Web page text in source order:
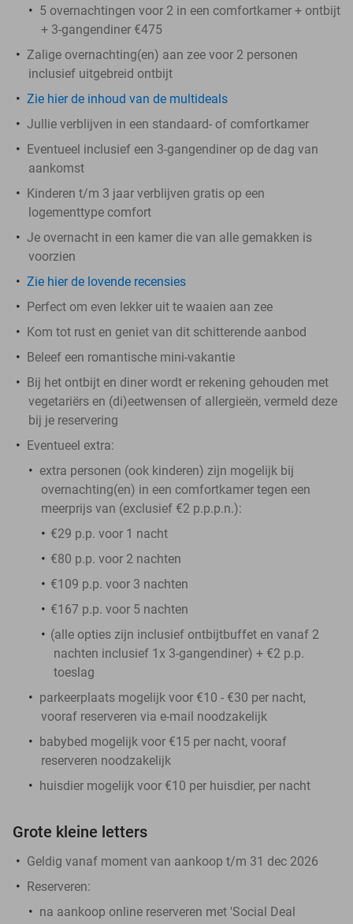
5 overnachtingen voor 2 in een comfortkamer + ontbijt
+ 3-gangendiner €475
Zalige overnachting(en) aan zee voor 2 personen
inclusief uitgebreid ontbijt
Zie hier de inhoud van de multideals
Jullie verblijven in een standaard- of comfortkamer
Eventueel inclusief een 3-gangendiner op de dag van
aankomst
Kinderen t/m 3 jaar verblijven gratis op een
logementtype comfort
Je overnacht in een kamer die van alle gemakken is
voorzien
Zie hier de lovende recensies
Perfect om even lekker uit te waaien aan zee
Kom tot rust en geniet van dit schitterende aanbod
Beleef een romantische mini-vakantie
Bij het ontbijt en diner wordt er rekening gehouden met
vegetariërs en (di)eetwensen of allergieën, vermeld deze
bij je reservering
Eventueel extra:
extra personen (ook kinderen) zijn mogelijk bij
overnachting(en) in een comfortkamer tegen een
meerprijs van (exclusief €2 p.p.p.n.):
€29 p.p. voor 1 nacht
€80 p.p. voor 2 nachten
€109 p.p. voor 3 nachten
€167 p.p. voor 5 nachten
(alle opties zijn inclusief ontbijtbuffet en vanaf 2
nachten inclusief 1x 3-gangendiner) + €2 p.p.
toeslag
parkeerplaats mogelijk voor €10 - €30 per nacht,
vooraf reserveren via e-mail noodzakelijk
babybed mogelijk voor €15 per nacht, vooraf
reserveren noodzakelijk
huisdier mogelijk voor €10 per huisdier, per nacht
Grote kleine letters
Geldig vanaf moment van aankoop t/m 31 dec 2026
Reserveren:
na aankoop online reserveren met 'Social Deal